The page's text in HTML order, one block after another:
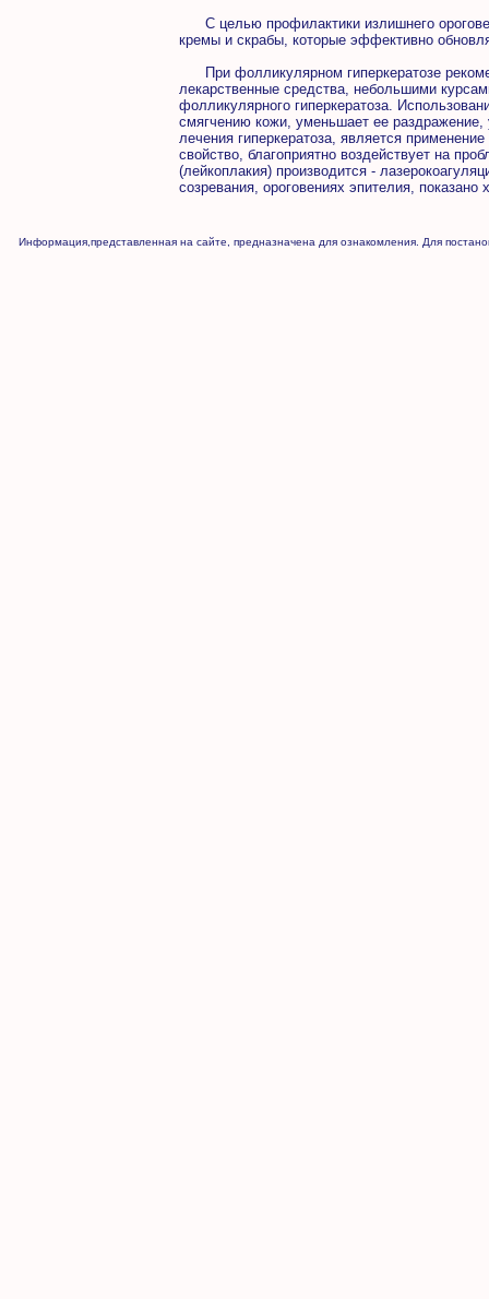
С целью профилактики излишнего
кремы и скрабы, которые эффективно
При фолликулярном гиперкератозе
лекарственные средства, небольшими
фолликулярного гиперкератоза.
смягчению кожи, уменьшает ее
лечения гиперкератоза, является
свойство, благоприятно воздействует на
(лейкоплакия) производится -
созревания, ороговениях эпителия, показано
Информация,представленная на сайте, предназначена для ознакомления. Для